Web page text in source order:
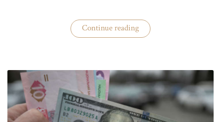
Continue reading«Украина
практически
зерновые
культуры»